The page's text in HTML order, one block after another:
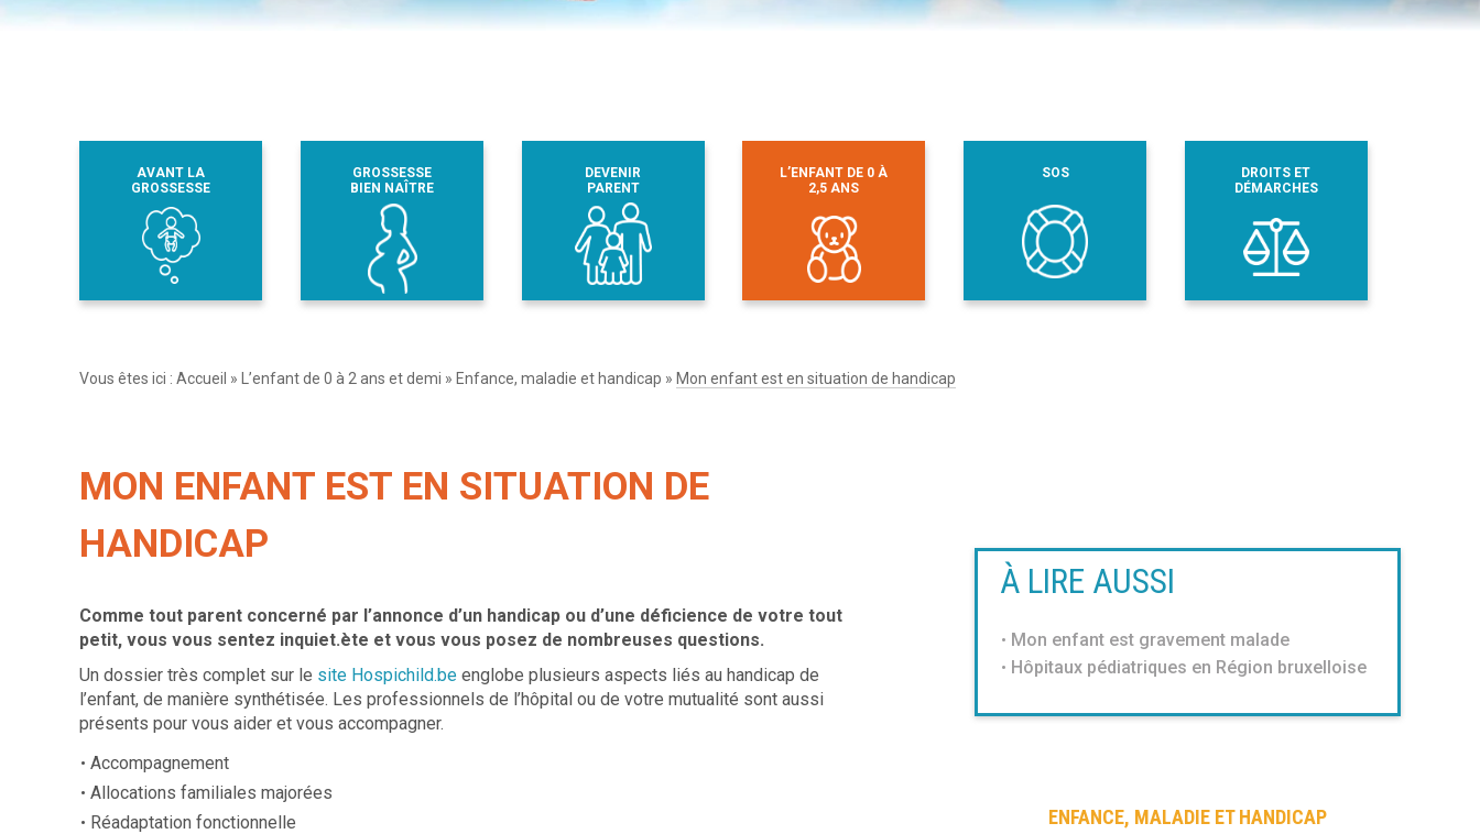
AVANT LA
GROSSESSE
GROSSESSE
BIEN NAÎTRE
DEVENIR
PARENT
L’ENFANT DE 0 À
2,5 ANS
SOS
DROITS ET
DÉMARCHES
Vous êtes ici : Accueil » L’enfant de 0 à 2 ans et demi » Enfance, maladie et handicap » Mon enfant est en situation de handicap
MON ENFANT EST EN SITUATION DE
HANDICAP
Comme tout parent concerné par l’annonce d’un handicap ou d’une déficience de votre tout
petit, vous vous sentez inquiet.ète et vous vous posez de nombreuses questions.
Un dossier très complet sur le site Hospichild.be englobe plusieurs aspects liés au handicap de
l’enfant, de manière synthétisée. Les professionnels de l’hôpital ou de votre mutualité sont aussi
présents pour vous aider et vous accompagner.
Accompagnement
Allocations familiales majorées
Réadaptation fonctionnelle
À LIRE AUSSI
Mon enfant est gravement malade
Hôpitaux pédiatriques en Région bruxelloise
ENFANCE, MALADIE ET HANDICAP